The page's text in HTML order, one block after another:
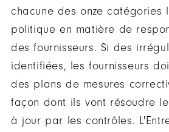
chacune des onze catégories
politique en matière de
des fournisseurs. Si des
identifiées, les fournisseurs
des plans de mesures
façon dont ils vont résoudre
à jour par les contrôles.